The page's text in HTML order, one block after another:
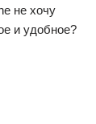
не хочу
и удобное?